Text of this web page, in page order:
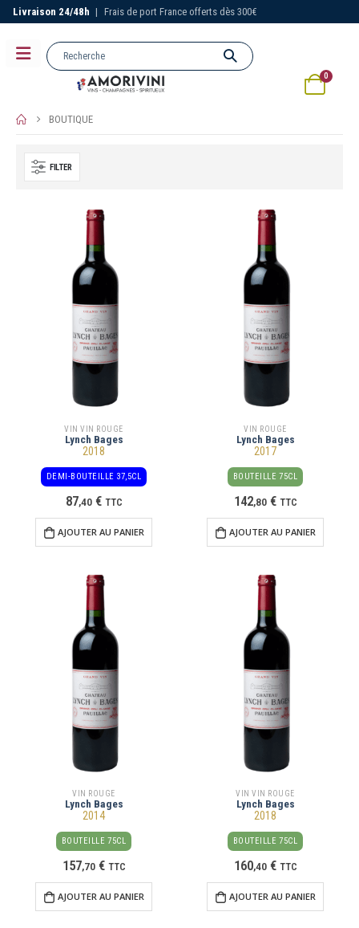
Livraison 24/48h | Frais de port France offerts dès 300€
0
BOUTIQUE
FILTER
VIN VIN ROUGE
Lynch Bages
2018
DEMI-BOUTEILLE 37,5CL
87,40 € TTC
AJOUTER AU PANIER
VIN ROUGE
Lynch Bages
2017
BOUTEILLE 75CL
142,80 € TTC
AJOUTER AU PANIER
VIN ROUGE
Lynch Bages
2014
BOUTEILLE 75CL
157,70 € TTC
AJOUTER AU PANIER
VIN VIN ROUGE
Lynch Bages
2018
BOUTEILLE 75CL
160,40 € TTC
AJOUTER AU PANIER